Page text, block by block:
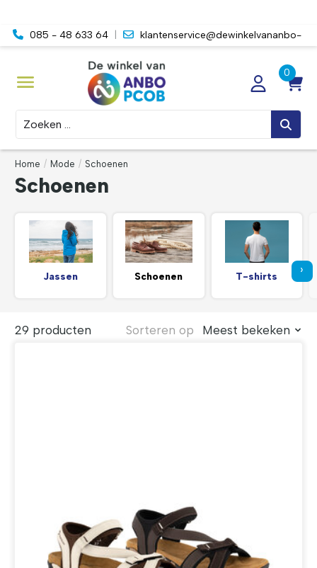
085 - 48 633 64
klantenservice@dewinkelvananbo-
Zoeken
Home / Mode / Schoenen
Schoenen
Jassen Schoenen T-shirts
›
29 producten Sorteren op Meest bekeken